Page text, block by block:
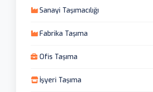
Sanayi Taşımacılığı
Fabrika Taşıma
Ofis Taşıma
İşyeri Taşıma